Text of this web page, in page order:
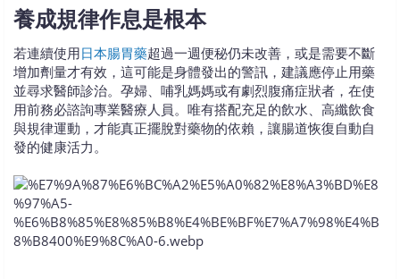
養成規律作息是根本​
若連續使用日本腸胃藥超過一週便秘仍未改善，或是需要不斷
增加劑量才有效，這可能是身體發出的警訊，建議應停止用藥
並尋求醫師診治。孕婦、哺乳媽媽或有劇烈腹痛症狀者，在使
用前務必諮詢專業醫療人員。唯有搭配充足的飲水、高纖飲食
與規律運動，才能真正擺脫對藥物的依賴，讓腸道恢復自動自
發的健康活力。